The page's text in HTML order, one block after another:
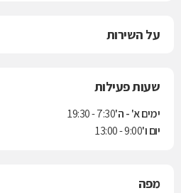
על השירות
שעות פעילות
ימים א' - ה'7:30 - 19:30
יום ו'9:00 - 13:00
מפה